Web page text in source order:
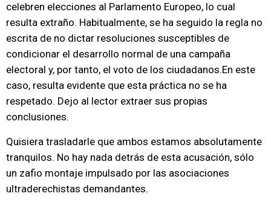
celebren elecciones al Parlamento Europeo, lo cual
resulta extraño. Habitualmente, se ha seguido la regla no
escrita de no dictar resoluciones susceptibles de
condicionar el desarrollo normal de una campaña
electoral y, por tanto, el voto de los ciudadanos.En este
caso, resulta evidente que esta práctica no se ha
respetado. Dejo al lector extraer sus propias
conclusiones.
Quisiera trasladarle que ambos estamos absolutamente
tranquilos. No hay nada detrás de esta acusación, sólo
un zafio montaje impulsado por las asociaciones
ultraderechistas demandantes.